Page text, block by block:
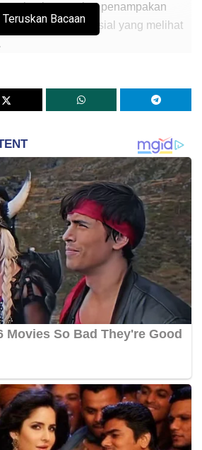
sekeping gambar penampakan
pengguna sosial yang melihat
amat panjang dan sedang duduk
pun sudah seram sejuk entah apa
rumah itu kan!
tertentu, hantu seperti ini dikenali
berlaku di sebuah rumah yang
pusat rawatan darussyifa yang
Terengganu.
sumber yang memberi gambar
ia ditangkap secara tidak sengaja
tersebut .
pemilik rumah apabila melihat
Teruskan Bacaan